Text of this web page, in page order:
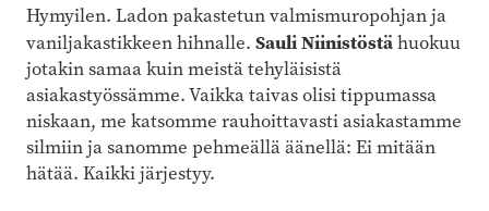
Hymyilen. Ladon pakastetun valmismuropohjan ja
vaniljakastikkeen hihnalle. Sauli Niinistöstähuokuu
jotakin samaa kuin meistä tehyläisistä
asiakastyössämme. Vaikka taivas olisi tippumassa
niskaan, me katsomme rauhoittavasti asiakastamme
silmiin ja sanomme pehmeällä äänellä: Ei mitään
hätää. Kaikki järjestyy.